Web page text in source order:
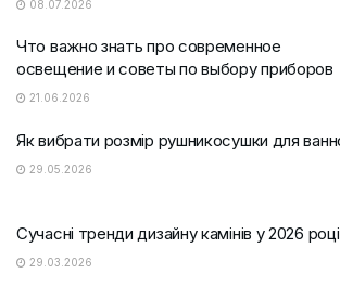
08.07.2026
Что важно знать про современное
освещение и советы по выбору приборов
21.06.2026
Як вибрати розмір рушникосушки для
29.05.2026
Сучасні тренди дизайну камінів у 2026 році
29.03.2026